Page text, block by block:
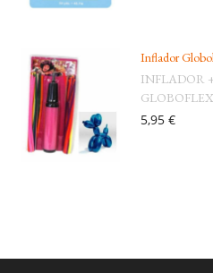
Inflador
INFLADOR
5,95 €